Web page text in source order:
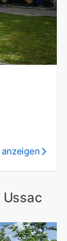
anzeigen
Ussac